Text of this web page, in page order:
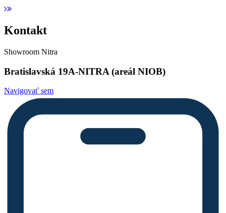
Kontakt
Showroom Nitra
Bratislavská 19A-NITRA (areál NIOB)
Navigovať sem